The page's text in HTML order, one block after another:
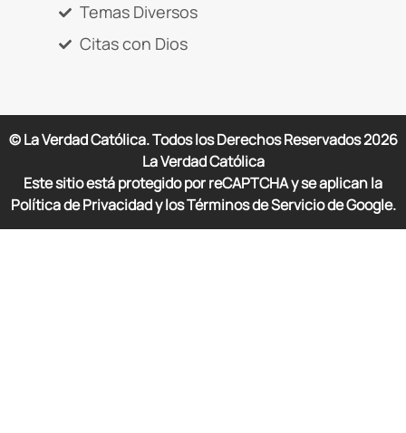
Temas Diversos
Citas con Dios
© La Verdad Católica. Todos los Derechos Reservados2026
La Verdad Católica
Este sitio está protegido por reCAPTCHA y se aplican la
Política de Privacidad y los Términos de Servicio de Google.